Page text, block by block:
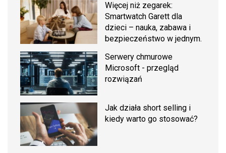
Więcej niż zegarek:
Smartwatch Garett dla
dzieci – nauka, zabawa i
bezpieczeństwo w jednym.
Serwery chmurowe
Microsoft - przegląd
rozwiązań
Jak działa short selling i
kiedy warto go stosować?